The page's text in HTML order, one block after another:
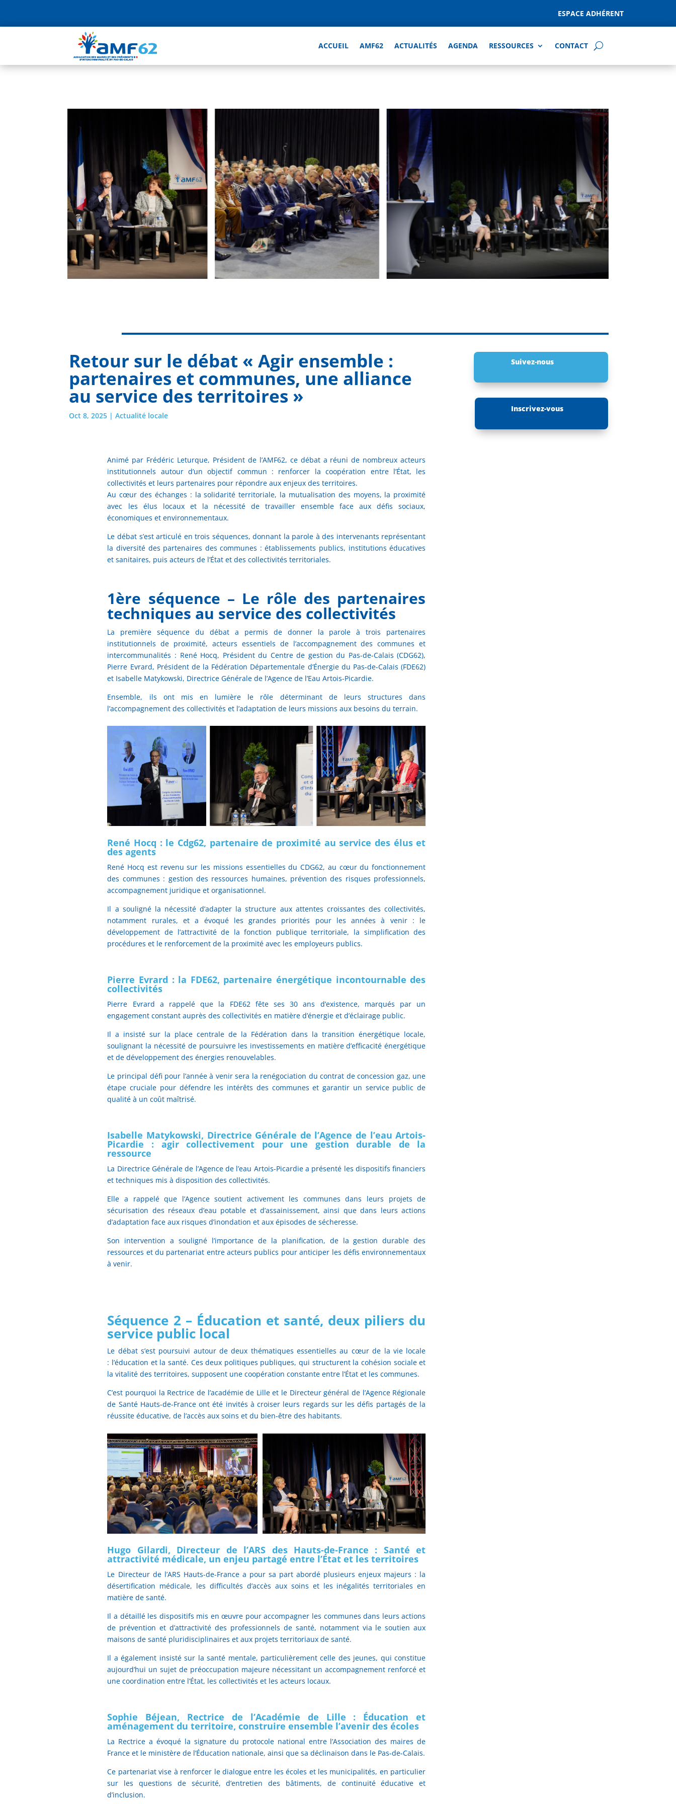
ESPACE ADHÉRENT
ACCUEIL AMF62 ACTUALITÉS AGENDA RESSOURCES CONTACT
Retour sur le débat « Agir ensemble :
partenaires et communes, une alliance
au service des territoires »
Oct 8, 2025 |Actualité locale
Animé par Frédéric Leturque, Président de l’AMF62, ce débat a réuni de nombreux acteurs
institutionnels autour d’un objectif commun : renforcer la coopération entre l’État, les
collectivités et leurs partenaires pour répondre aux enjeux des territoires.
Au cœur des échanges : la solidarité territoriale, la mutualisation des moyens, la proximité
avec les élus locaux et la nécessité de travailler ensemble face aux défis sociaux,
économiques et environnementaux.
Le débat s’est articulé en trois séquences, donnant la parole à des intervenants représentant
la diversité des partenaires des communes : établissements publics, institutions éducatives
et sanitaires, puis acteurs de l’État et des collectivités territoriales.
1ère séquence – Le rôle des partenaires
techniques au service des collectivités
La première séquence du débat a permis de donner la parole à trois partenaires
institutionnels de proximité, acteurs essentiels de l’accompagnement des communes et
intercommunalités : René Hocq, Président du Centre de gestion du Pas-de-Calais (CDG62),
Pierre Evrard, Président de la Fédération Départementale d’Énergie du Pas-de-Calais (FDE62)
et Isabelle Matykowski, Directrice Générale de l’Agence de l’Eau Artois-Picardie.
Ensemble, ils ont mis en lumière le rôle déterminant de leurs structures dans
l’accompagnement des collectivités et l’adaptation de leurs missions aux besoins du terrain.
René Hocq : le Cdg62, partenaire de proximité au service des élus et
des agents
René Hocq est revenu sur les missions essentielles du CDG62, au cœur du fonctionnement
des communes : gestion des ressources humaines, prévention des risques professionnels,
accompagnement juridique et organisationnel.
Il a souligné la nécessité d’adapter la structure aux attentes croissantes des collectivités,
notamment rurales, et a évoqué les grandes priorités pour les années à venir : le
développement de l’attractivité de la fonction publique territoriale, la simplification des
procédures et le renforcement de la proximité avec les employeurs publics.
Pierre Evrard : la FDE62, partenaire énergétique incontournable des
collectivités
Pierre Evrard a rappelé que la FDE62 fête ses 30 ans d’existence, marqués par un
engagement constant auprès des collectivités en matière d’énergie et d’éclairage public.
Il a insisté sur la place centrale de la Fédération dans la transition énergétique locale,
soulignant la nécessité de poursuivre les investissements en matière d’efficacité énergétique
et de développement des énergies renouvelables.
Le principal défi pour l’année à venir sera la renégociation du contrat de concession gaz, une
étape cruciale pour défendre les intérêts des communes et garantir un service public de
qualité à un coût maîtrisé.
Isabelle Matykowski, Directrice Générale de l’Agence de l’eau Artois-
Picardie : agir collectivement pour une gestion durable de la
ressource
La Directrice Générale de l’Agence de l’eau Artois-Picardie a présenté les dispositifs financiers
et techniques mis à disposition des collectivités.
Elle a rappelé que l’Agence soutient activement les communes dans leurs projets de
sécurisation des réseaux d’eau potable et d’assainissement, ainsi que dans leurs actions
d’adaptation face aux risques d’inondation et aux épisodes de sécheresse.
Son intervention a souligné l’importance de la planification, de la gestion durable des
ressources et du partenariat entre acteurs publics pour anticiper les défis environnementaux
à venir.
Séquence 2 – Éducation et santé, deux piliers du
service public local
Le débat s’est poursuivi autour de deux thématiques essentielles au cœur de la vie locale
: l’éducation et la santé. Ces deux politiques publiques, qui structurent la cohésion sociale et
la vitalité des territoires, supposent une coopération constante entre l’État et les communes.
C’est pourquoi la Rectrice de l’académie de Lille et le Directeur général de l’Agence Régionale
de Santé Hauts-de-France ont été invités à croiser leurs regards sur les défis partagés de la
réussite éducative, de l’accès aux soins et du bien-être des habitants.
Hugo Gilardi, Directeur de l’ARS des Hauts-de-France : Santé et
attractivité médicale, un enjeu partagé entre l’État et les territoires
Le Directeur de l’ARS Hauts-de-France a pour sa part abordé plusieurs enjeux majeurs : la
désertification médicale, les difficultés d’accès aux soins et les inégalités territoriales en
matière de santé.
Il a détaillé les dispositifs mis en œuvre pour accompagner les communes dans leurs actions
de prévention et d’attractivité des professionnels de santé, notamment via le soutien aux
maisons de santé pluridisciplinaires et aux projets territoriaux de santé.
Il a également insisté sur la santé mentale, particulièrement celle des jeunes, qui constitue
aujourd’hui un sujet de préoccupation majeure nécessitant un accompagnement renforcé et
une coordination entre l’État, les collectivités et les acteurs locaux.
Sophie Béjean, Rectrice de l’Académie de Lille : Éducation et
aménagement du territoire, construire ensemble l’avenir des écoles
La Rectrice a évoqué la signature du protocole national entre l’Association des maires de
France et le ministère de l’Éducation nationale, ainsi que sa déclinaison dans le Pas-de-Calais.
Ce partenariat vise à renforcer le dialogue entre les écoles et les municipalités, en particulier
sur les questions de sécurité, d’entretien des bâtiments, de continuité éducative et
d’inclusion.
Suivez-nous
Inscrivez-vous